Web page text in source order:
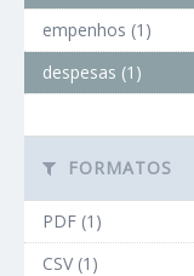
empenhos (1)
despesas (1)
FORMATOS
PDF (1)
CSV (1)